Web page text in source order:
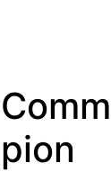
pion